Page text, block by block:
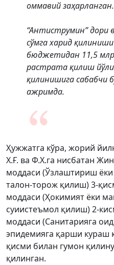
оммавий заҳарланган.
“Антиструмин” дори
сўмга харид
бюджетидан 11,5
растрата қилиш
қилинишига сабабчи
ажримда.
Ҳужжатга кўра, жорий
Х.Ғ. ва Ф.Х.га нисбатан
моддаси (Ўзлаштириш ёки
талон-торож қилиш) 3-
моддаси (Ҳокимият ёки
суиистеъмол қилиш) 2-
моддаси (Санитарияга
эпидемияга қарши кураш
қисми билан гумон
қилинган.